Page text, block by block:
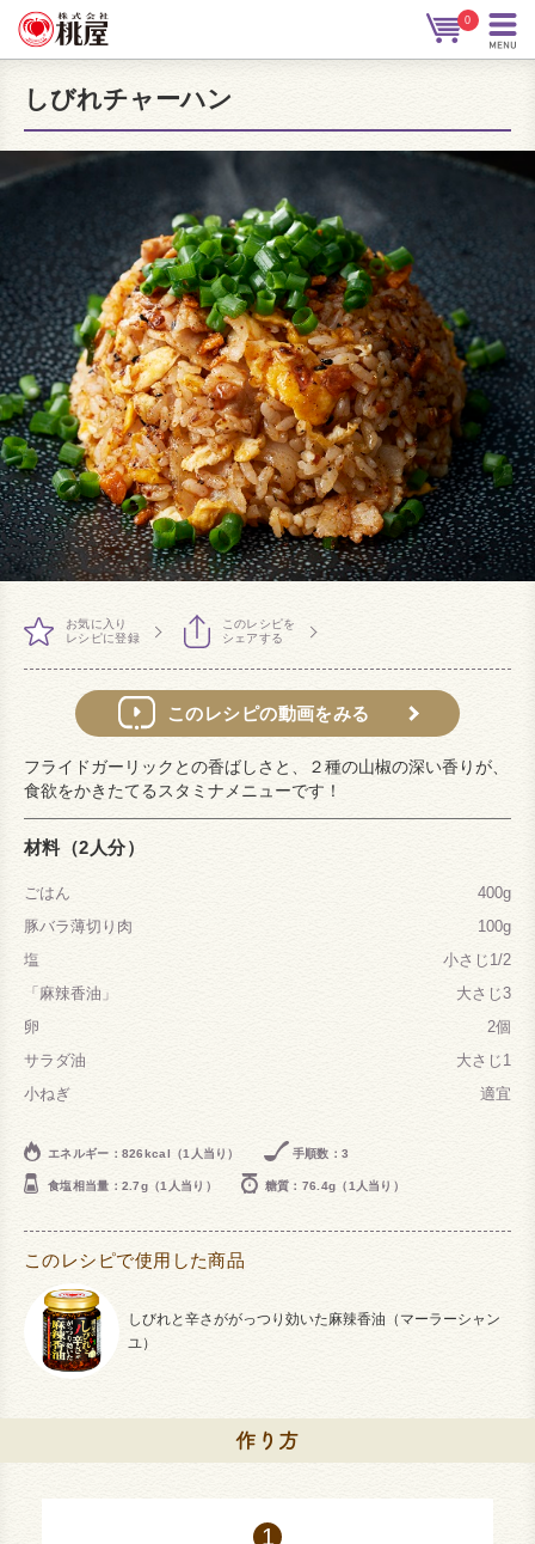
0
しびれチャーハン
お気に入り
レシピに登録
このレシピを
シェアする
このレシピの動画をみる
フライドガーリックとの香ばしさと、２種の山椒の深い香りが、
食欲をかきたてるスタミナメニューです！
材料（2人分）
ごはん
400g
豚バラ薄切り肉
100g
塩
小さじ1/2
「麻辣香油」
大さじ3
卵
2個
サラダ油
大さじ1
小ねぎ
適宜
エネルギー：826kcal（1人当り） 手順数：3
食塩相当量：2.7g（1人当り） 糖質：76.4g（1人当り）
このレシピで使用した商品
しびれと辛さががっつり効いた麻辣香油（マーラーシャン
ユ）